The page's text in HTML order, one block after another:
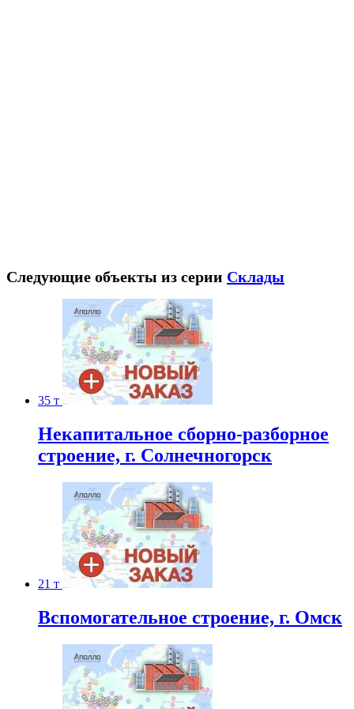
Следующие объекты из серии Склады
35 т
Некапитальное сборно-разборное
строение, г. Солнечногорск
21 т
Вспомогательное строение, г. Омск